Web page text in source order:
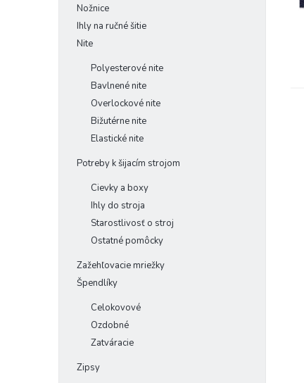
Nožnice
Ihly na ručné šitie
Nite
Polyesterové nite
Bavlnené nite
Overlockové nite
Bižutérne nite
Elastické nite
Potreby k šijacím strojom
Cievky a boxy
Ihly do stroja
Starostlivosť o stroj
Ostatné pomôcky
Zažehľovacie mriežky
Špendlíky
Celokovové
Ozdobné
Zatváracie
Zipsy